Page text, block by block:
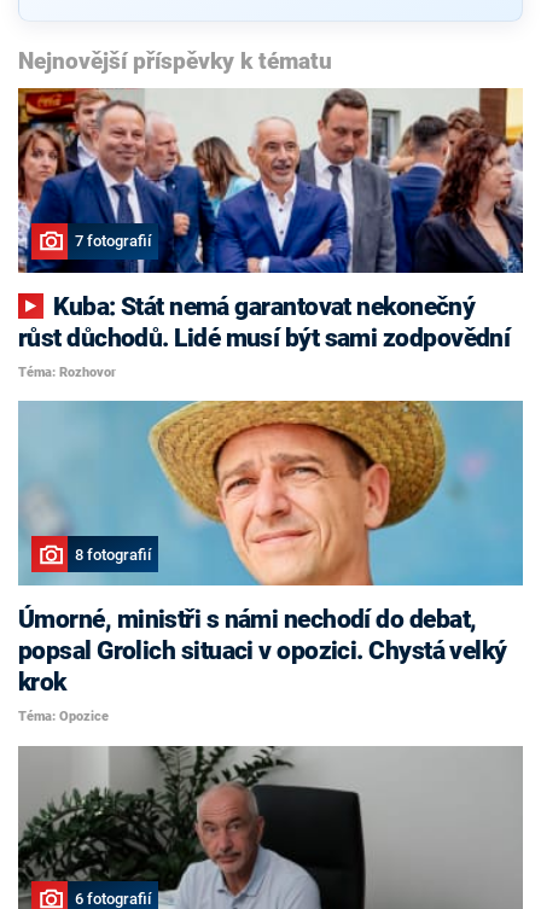
Nejnovější příspěvky k tématu
7 fotografií
růst důchodů. Lidé musí být sami zodpovědní
Téma: Rozhovor
8 fotografií
Úmorné, ministři s námi nechodí do debat,
popsal Grolich situaci v opozici. Chystá velký
krok
Téma: Opozice
6 fotografií